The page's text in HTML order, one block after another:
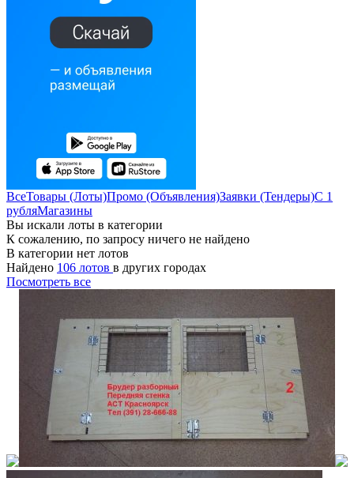
ВсеТовары (Лоты)Промо (Объявления)Заявки (Тендеры)С 1
рубляМагазины
Вы искали лоты в категории
К сожалению, по запросу ничего не найдено
В категории нет лотов
Найдено 106 лотов в других городах
Посмотреть все